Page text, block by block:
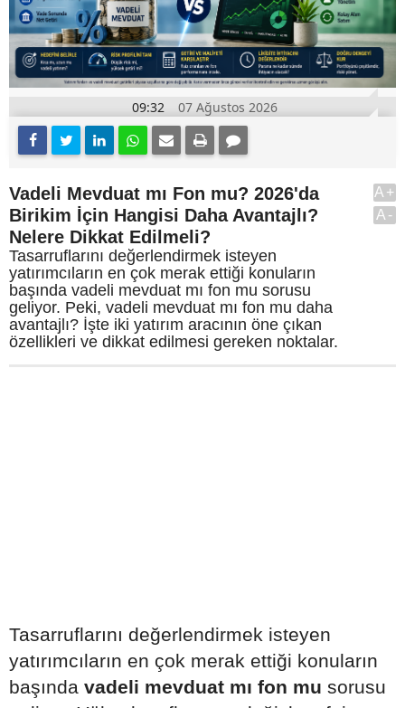
09:32 07 Ağustos 2026
Vadeli Mevduat mı Fon mu? 2026'da
Birikim İçin Hangisi Daha Avantajlı?
Nelere Dikkat Edilmeli?
Tasarruflarını değerlendirmek isteyen
yatırımcıların en çok merak ettiği konuların
başında vadeli mevduat mı fon mu sorusu
geliyor. Peki, vadeli mevduat mı fon mu daha
avantajlı? İşte iki yatırım aracının öne çıkan
özellikleri ve dikkat edilmesi gereken noktalar.
A+
A-
Tasarruflarını değerlendirmek isteyen
yatırımcıların en çok merak ettiği konuların
başında vadeli mevduat mı fon mu sorusu